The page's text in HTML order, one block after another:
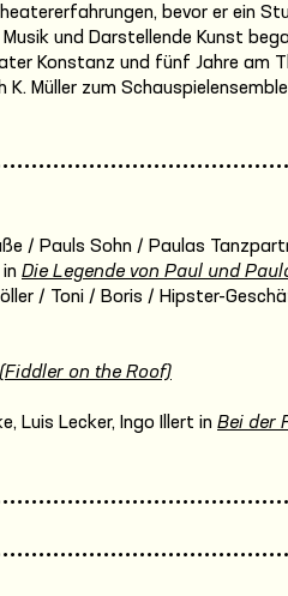
bevor er ein
und Darstellende Kunst
Konstanz und fünf Jahre am
K. Müller zum
/ Pauls Sohn / Paulas
Die Legende von Paul und
/ Toni / Boris / Hipster-
on the Roof)
Luis Lecker, Ingo Illert in Bei der